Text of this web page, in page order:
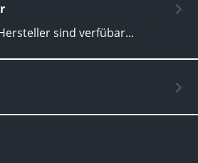
sind verfübar...